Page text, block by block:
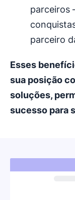
parceiros
parceiro
Esses
sua posição
soluções,
sucesso para